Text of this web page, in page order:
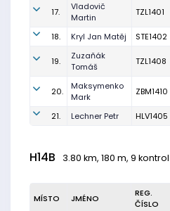
17.
Vladovič
Martin
TZL1401
18. Kryl Jan Matěj STE1402
19.
Zuzaňák
Tomáš
TZL1408
20.
Maksymenko
Mark
ZBM1410
21. Lechner Petr HLV1405
H14B 3.80 km, 180 m, 9 kontrol
MÍSTO JMÉNO
REG.
ČÍSLO